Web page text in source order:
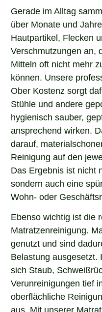
Gerade im Alltag
über Monate und
Hautpartikel, Flecken
Verschmutzungen an,
Mitteln oft nicht mehr
können. Unsere
Ober Kostenz sorgt
Stühle und andere
hygienisch sauber,
ansprechend wirken.
darauf,
Reinigung auf den
Das Ergebnis ist nicht
sondern auch eine
Wohn- oder
Ebenso wichtig ist die
Matratzenreinigung.
genutzt und sind
Belastung ausgesetzt.
sich Staub,
Verunreinigungen tief
oberflächliche
aus. Mit unserer